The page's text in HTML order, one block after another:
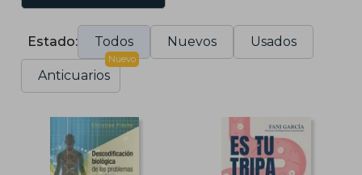
Estado: Todos Nuevos Usados
Anticuarios
Nuevo